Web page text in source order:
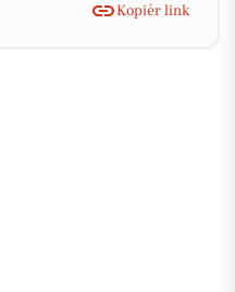
Kopiér link